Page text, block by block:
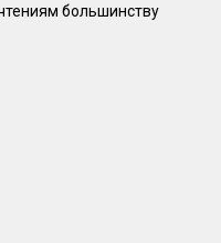
большинству